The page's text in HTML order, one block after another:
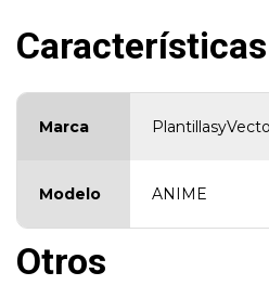
Marca
Modelo ANIME
Otros